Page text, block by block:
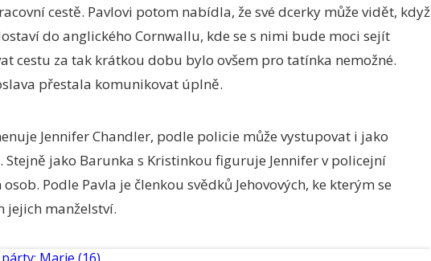
cestě. Pavlovi potom nabídla, že své dcerky může vidět, když
do anglického Cornwallu, kde se s nimi bude moci sejít
cestu za tak krátkou dobu bylo ovšem pro tatínka nemožné.
přestala komunikovat úplně.
Jennifer Chandler, podle policie může vystupovat i jako
Stejně jako Barunka s Kristinkou figuruje Jennifer v policejní
Podle Pavla je členkou svědků Jehovových, ke kterým se
jejich manželství.